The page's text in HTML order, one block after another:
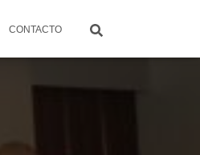
CONTACTO